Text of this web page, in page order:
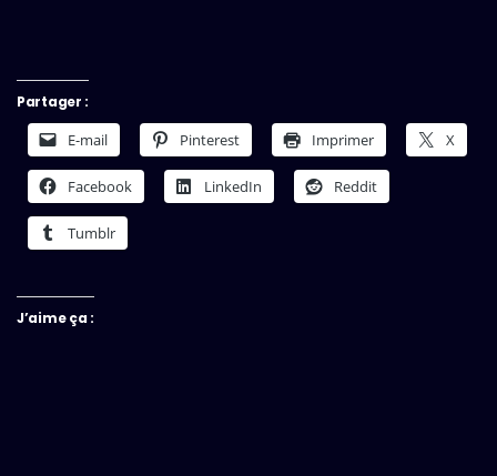
Partager :
E-mail Pinterest Imprimer X
Facebook LinkedIn Reddit
Tumblr
J’aime ça :